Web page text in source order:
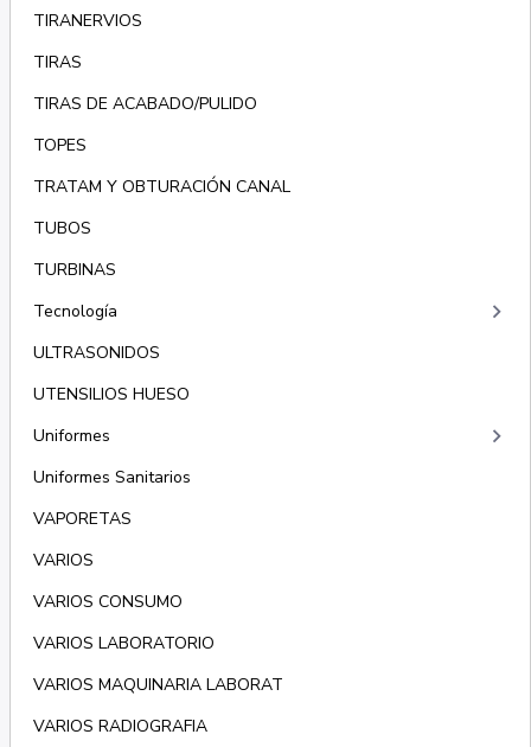
TIRANERVIOS
TIRAS
TIRAS DE ACABADO/PULIDO
TOPES
TRATAM Y OBTURACIÓN CANAL
TUBOS
TURBINAS
Tecnología
keyboard_arrow_right
ULTRASONIDOS
UTENSILIOS HUESO
Uniformes
keyboard_arrow_right
Uniformes Sanitarios
VAPORETAS
VARIOS
VARIOS CONSUMO
VARIOS LABORATORIO
VARIOS MAQUINARIA LABORAT
VARIOS RADIOGRAFIA